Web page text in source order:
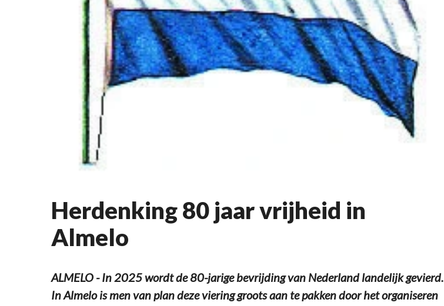
Herdenking 80 jaar vrijheid in
Almelo
ALMELO - In 2025 wordt de 80-jarige bevrijding van Nederland landelijk gevierd.
In Almelo is men van plan deze viering groots aan te pakken door het organiseren